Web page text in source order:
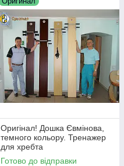
Оригінал! Дошка Євмінова,
темного кольору. Тренажер
для хребта
Готово до відправки